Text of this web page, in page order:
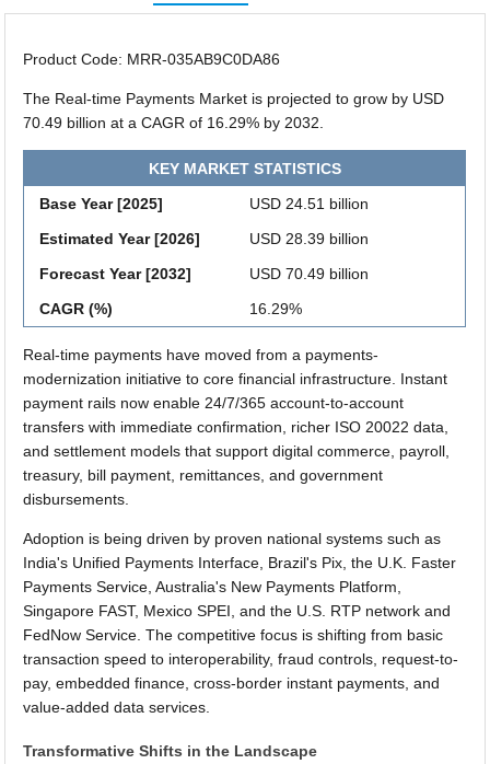
Product Code: MRR-035AB9C0DA86
The Real-time Payments Market is projected to grow by USD
70.49 billion at a CAGR of 16.29% by 2032.
KEY MARKET STATISTICS
Base Year [2025]
USD 24.51 billion
Estimated Year [2026]
USD 28.39 billion
Forecast Year [2032]
USD 70.49 billion
CAGR (%)
16.29%
Real-time payments have moved from a payments-
modernization initiative to core financial infrastructure. Instant
payment rails now enable 24/7/365 account-to-account
transfers with immediate confirmation, richer ISO 20022 data,
and settlement models that support digital commerce, payroll,
treasury, bill payment, remittances, and government
disbursements.
Adoption is being driven by proven national systems such as
India's Unified Payments Interface, Brazil's Pix, the U.K. Faster
Payments Service, Australia's New Payments Platform,
Singapore FAST, Mexico SPEI, and the U.S. RTP network and
FedNow Service. The competitive focus is shifting from basic
transaction speed to interoperability, fraud controls, request-to-
pay, embedded finance, cross-border instant payments, and
value-added data services.
Transformative Shifts in the Landscape